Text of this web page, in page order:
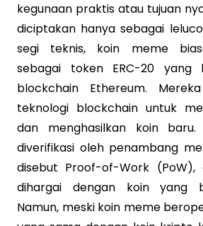
kegunaan praktis atau tujuan
diciptakan hanya sebagai
segi teknis, koin meme
sebagai token ERC-20 yang
blockchain Ethereum.
teknologi blockchain untuk
dan menghasilkan koin baru.
diverifikasi oleh penambang
disebut Proof-of-Work (PoW),
dihargai dengan koin yang
Namun, meski koin meme